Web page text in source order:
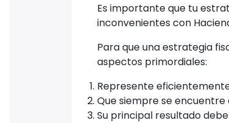
Es importante que tu
inconvenientes con
Para que una estrategia
aspectos primordiales:
Represente
Que siempre se
Su principal resultado